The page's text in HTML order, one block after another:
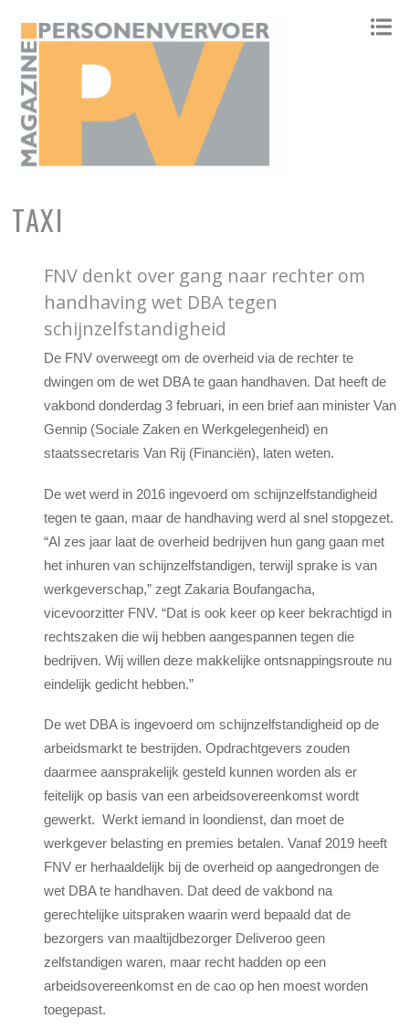
TAXI
FNV denkt over gang naar rechter om
handhaving wet DBA tegen
schijnzelfstandigheid
De FNV overweegt om de overheid via de rechter te
dwingen om de wet DBA te gaan handhaven. Dat heeft de
vakbond donderdag 3 februari, in een brief aan minister Van
Gennip (Sociale Zaken en Werkgelegenheid) en
staatssecretaris Van Rij (Financiën), laten weten.
De wet werd in 2016 ingevoerd om schijnzelfstandigheid
tegen te gaan, maar de handhaving werd al snel stopgezet.
“Al zes jaar laat de overheid bedrijven hun gang gaan met
het inhuren van schijnzelfstandigen, terwijl sprake is van
werkgeverschap,” zegt Zakaria Boufangacha,
vicevoorzitter FNV. “Dat is ook keer op keer bekrachtigd in
rechtszaken die wij hebben aangespannen tegen die
bedrijven. Wij willen deze makkelijke ontsnappingsroute nu
eindelijk gedicht hebben.”
De wet DBA is ingevoerd om schijnzelfstandigheid op de
arbeidsmarkt te bestrijden. Opdrachtgevers zouden
daarmee aansprakelijk gesteld kunnen worden als er
feitelijk op basis van een arbeidsovereenkomst wordt
gewerkt. Werkt iemand in loondienst, dan moet de
werkgever belasting en premies betalen. Vanaf 2019 heeft
FNV er herhaaldelijk bij de overheid op aangedrongen de
wet DBA te handhaven. Dat deed de vakbond na
gerechtelijke uitspraken waarin werd bepaald dat de
bezorgers van maaltijdbezorger Deliveroo geen
zelfstandigen waren, maar recht hadden op een
arbeidsovereenkomst en de cao op hen moest worden
toegepast.